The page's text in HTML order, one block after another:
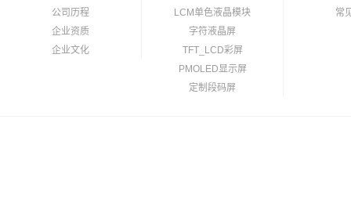
公司历程
企业资质
企业文化
LCM单色液晶模块
字符液晶屏
TFT_LCD彩屏
PMOLED显示屏
定制段码屏
常